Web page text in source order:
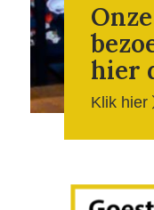
hier
Klik hier